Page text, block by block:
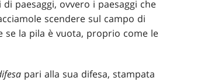
paesaggi, ovvero i paesaggi che
scendere sul campo di
se la pila è vuota, proprio come le
pari alla sua difesa, stampata